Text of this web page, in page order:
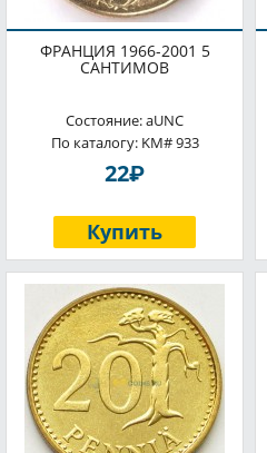
ФРАНЦИЯ 1966-2001 5
САНТИМОВ
Состояние: aUNC
По каталогу: KM# 933
22P
Купить